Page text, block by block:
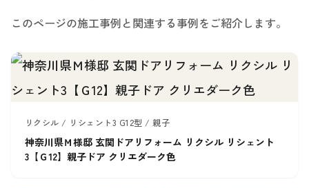
このページの施工事例と関連する事例をご紹介します。
リクシル / リシェント3 G12型 / 親子
神奈川県Ｍ様邸 玄関ドアリフォーム リクシル リシェント
3【Ｇ12】親子ドア クリエダーク色